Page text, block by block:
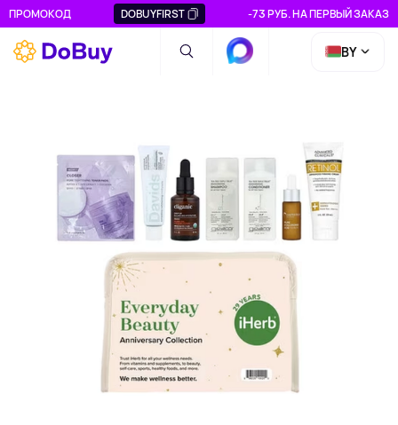
ПРОМОКОД DOBUYFIRST -73 РУБ. НА ПЕРВЫЙ ЗАКАЗ
BY